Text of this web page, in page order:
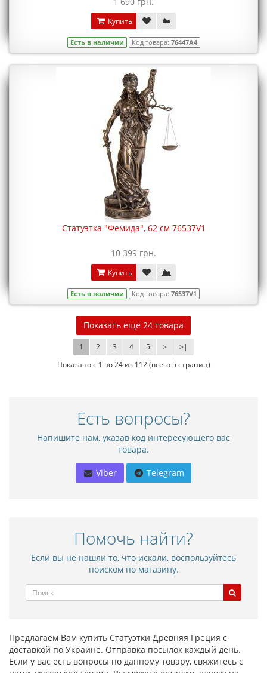
Купить
Есть в наличии Код товара: 76447A4
Статуэтка "Фемида", 62 см 76537V1
10 399 грн.
Купить
Есть в наличии Код товара: 76537V1
Показать еще 24 товара
1 2 3 4 5 > >|
Показано с 1 по 24 из 112 (всего 5 страниц)
Есть вопросы?
Напишите нам, указав код интересующего вас
товара.
Viber Telegram
Помочь найти?
Если вы не нашли то, что искали, воспользуйтесь
поиском по магазину.
Предлагаем Вам купить Статуэтки Древняя Греция с
доставкой по Украине. Отправка посылок каждый день.
Если у вас есть вопросы по данному товару, свяжитесь с